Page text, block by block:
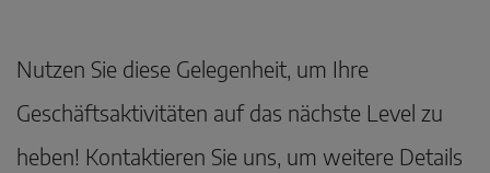
Nutzen Sie diese Gelegenheit, um Ihre
Geschäftsaktivitäten auf das nächste Level zu
heben! Kontaktieren Sie uns, um weitere Details